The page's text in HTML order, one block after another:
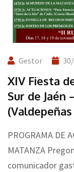
Gestor
XIV Fiesta
Sur de Jaén
(Valdepeñas
PROGRAMA DE
MATANZA
comunicador